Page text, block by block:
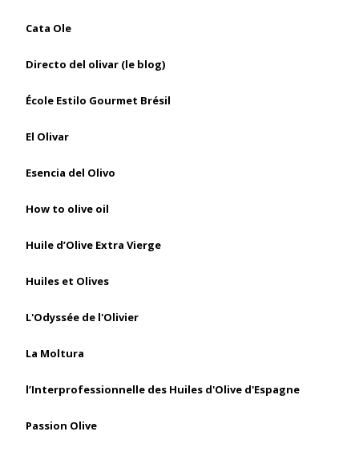
Cata Ole
Directo del olivar (le blog)
École Estilo Gourmet Brésil
El Olivar
Esencia del Olivo
How to olive oil
Huile d’Olive Extra Vierge
Huiles et Olives
L'Odyssée de l'Olivier
La Moltura
l’Interprofessionnelle des Huiles d'Olive d'Espagne
Passion Olive